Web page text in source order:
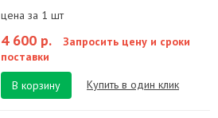
цена за 1 шт
4 600 р.
Запросить цену и сроки
поставки
В корзину
Купить в один клик